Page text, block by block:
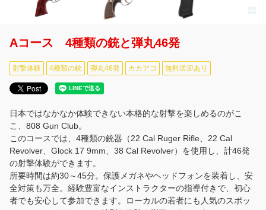
VIPコース 5種類の銃と弾丸58発
ぜんぶのコースを見る
会社案内
言語
日本語
Aコース 4種類の銃と弾丸46発
射撃体験 4種類の銃 弾丸46発 カカアコ 無料送迎あり
日本ではなかなか体験できない本格的な射撃を楽しめるのがこ
こ、808 Gun Club。
このコースでは、4種類の銃器（22 Cal Ruger Rifle、22 Cal
Revolver、Glock 17 9mm、38 Cal Revolver）を使用し、計46発
の射撃体験ができます。
所要時間は約30～45分。保護メガネやヘッドフォンを装着し、安
全対策も万全。経験豊富なインストラクターの指導付きで、初心
者でも安心して参加できます。ローカルの若者にも人気のスポッ